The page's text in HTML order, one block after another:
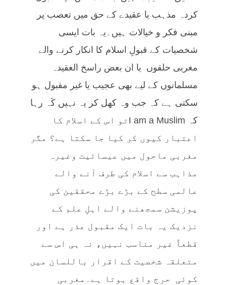
کردہ مذہب یا عقیدے کے حق میں تعصب پر
مبنی فکر و خیالات ہیں۔یہ بات ایسی
شخصیات کے قبولِ اسلام کا انکار کرنے والے
مغربی حلقوں یا ان بعض راسخ العقیدہ
مسلمانوں کے لیے بھی عجیب یا غیر مقبول ہو
سکتی ہے کہ جب وہ کھل کر یہ نہیں کَہ رہا
کہ I am a Muslimتو اس کے اسلام کا
اعتبار کیوں کر کیا جا سکتا ہے؟ مگر
مغربی ماحول میں عیسائیت وغیرہ
مذاہب سے اسلام کی طرف آنے والے
عالمی سطح کے بڑے بڑے محققین کی
پوزیشن سمجھنے والے اہلِ علم کے
نزدیک یہ بات ایک مقبول عذر ہے اور
قطعاً غیر مناسب نہیں، نہ ہی اس سے
متعلقہ شخصیت کے اقرار باللسان میں
کوئی حرج واقع ہوتا ہے۔مغربی